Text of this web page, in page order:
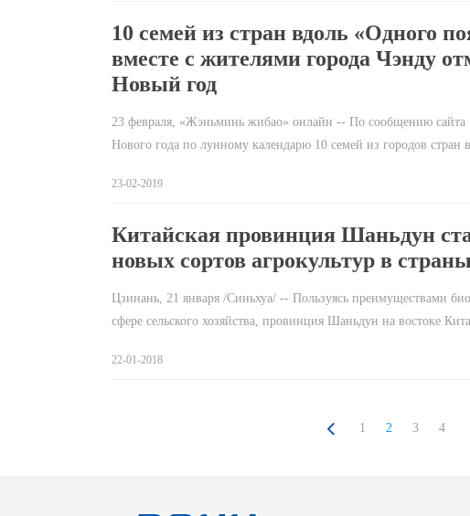
10 семей из стран вдоль «Одного
вместе с жителями города Чэнду
Новый год
23 февраля, «Жэньминь жибао» онлайн -- По сообщению сайта
Нового года по лунному календарю 10 семей из городов стран
23-02-2019
Китайская провинция Шаньдун
новых сортов агрокультур в
Цзинань, 21 января /Синьхуа/ -- Пользуясь преимуществами
сфере сельского хозяйства, провинция Шаньдун на востоке
22-01-2018
1 2 3 4